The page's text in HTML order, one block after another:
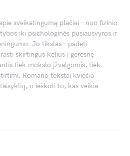
sveikatingumą plačiai – nuo fizinio
iki psichologinės pusiausvyros ir
Jo tikslas – padėti
skirtingus kelius į geresnę
tiek mokslo įžvalgomis, tiek
Romano tekstai kviečia
o ieškoti to, kas veikia